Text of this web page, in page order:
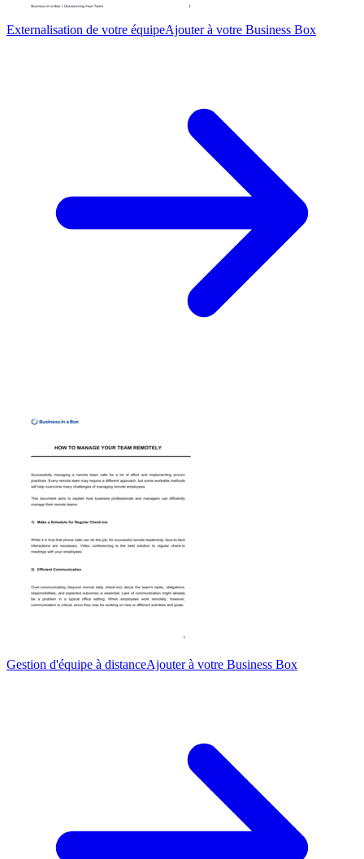
Externalisation de votre équipeAjouter à votre Business Box
Gestion d'équipe à distanceAjouter à votre Business Box